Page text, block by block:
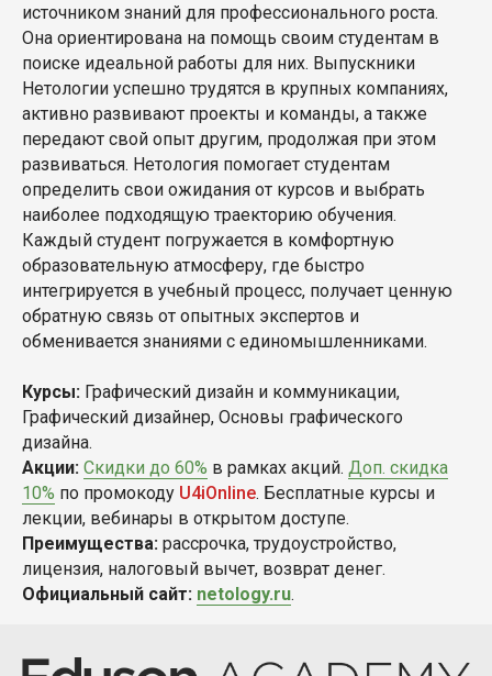
источником знаний для профессионального роста.
Она ориентирована на помощь своим студентам в
поиске идеальной работы для них. Выпускники
Нетологии успешно трудятся в крупных компаниях,
активно развивают проекты и команды, а также
передают свой опыт другим, продолжая при этом
развиваться. Нетология помогает студентам
определить свои ожидания от курсов и выбрать
наиболее подходящую траекторию обучения.
Каждый студент погружается в комфортную
образовательную атмосферу, где быстро
интегрируется в учебный процесс, получает ценную
обратную связь от опытных экспертов и
обменивается знаниями с единомышленниками.
Курсы: Графический дизайн и коммуникации,
Графический дизайнер, Основы графического
дизайна.
Акции: Скидки до 60% в рамках акций. Доп. скидка
10% по промокоду U4iOnline. Бесплатные курсы и
лекции, вебинары в открытом доступе.
Преимущества: рассрочка, трудоустройство,
лицензия, налоговый вычет, возврат денег.
Официальный сайт: netology.ru.